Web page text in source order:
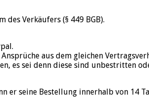
Verkäufers (§ 449 BGB).
aus dem gleichen
es sei denn diese sind unbestritten
er seine Bestellung innerhalb von 14